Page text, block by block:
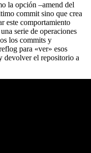
la opción –amend del
commit sino que crea
este comportamiento
serie de operaciones
los commits y
para «ver» esos
devolver el repositorio a